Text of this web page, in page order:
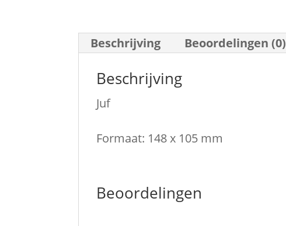
Beschrijving Beoordelingen (0)
Beschrijving
Juf
Formaat: 148 x 105 mm
Beoordelingen